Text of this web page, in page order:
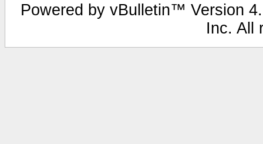
Powered by vBulletin™ Version
Inc. All